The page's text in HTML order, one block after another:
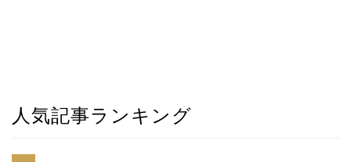
人気記事ランキング